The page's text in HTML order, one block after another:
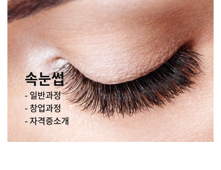
속눈썹
- 일반과정
- 창업과정
- 자격증소개